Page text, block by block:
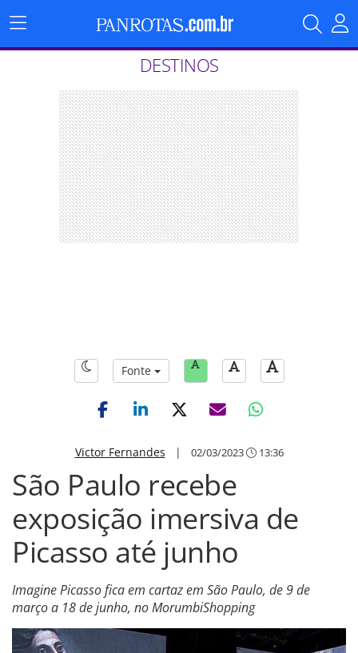
Menu
Principal
DESTINOS
Fonte
Victor Fernandes | 02/03/2023 13:36
São Paulo recebe
exposição imersiva de
Picasso até junho
Imagine Picasso fica em cartaz em São Paulo, de 9 de
março a 18 de junho, no MorumbiShopping